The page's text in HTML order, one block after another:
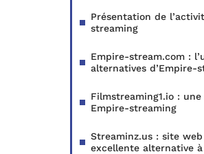
Présentation de
streaming
Empire-stream.com :
alternatives d’Empire-
Filmstreaming1.io :
Empire-streaming
Streaminz.us : site
excellente alternative